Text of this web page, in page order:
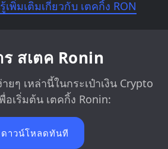
เพิ่มเติมเกี่ยวกับ เตคกิ้ง RON
สเตค Ronin
ๆ เหล่านี้ในกระเป๋าเงิน Crypto
เริ่มต้น เตคกิ้ง Ronin:
ดาวน์โหลดทันที